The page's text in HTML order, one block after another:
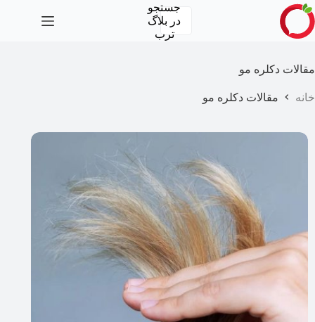
پرش
به
محتوا
جستجو
در بلاگ
ترب
مقالات دکلره مو
خانه مقالات دکلره مو